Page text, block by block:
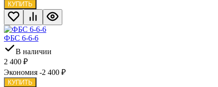
КУПИТЬ
ФБС 6-6-6
В наличии
2 400 ₽
Экономия -2 400 ₽
КУПИТЬ